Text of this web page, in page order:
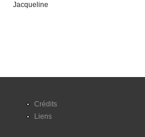
Jacqueline
Crédits
Liens